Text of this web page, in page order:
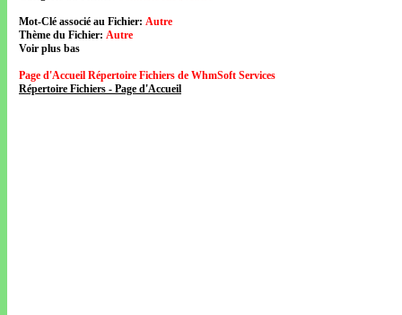
Mot-Clé associé au Fichier: Autre
Thème du Fichier: Autre
Voir plus bas
Page d'Accueil Répertoire Fichiers de WhmSoft Services
Répertoire Fichiers - Page d'Accueil